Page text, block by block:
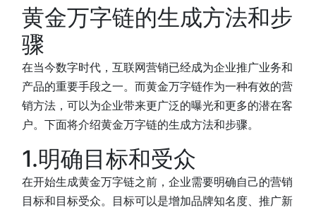
黄金万字链的生成方法和步
骤
在当今数字时代，互联网营销已经成为企业推广业务和
产品的重要手段之一。而黄金万字链作为一种有效的营
销方法，可以为企业带来更广泛的曝光和更多的潜在客
户。下面将介绍黄金万字链的生成方法和步骤。
1.明确目标和受众
在开始生成黄金万字链之前，企业需要明确自己的营销
目标和目标受众。目标可以是增加品牌知名度、推广新